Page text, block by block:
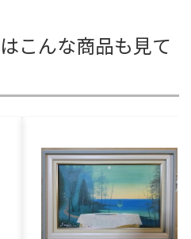
こんな商品も見て